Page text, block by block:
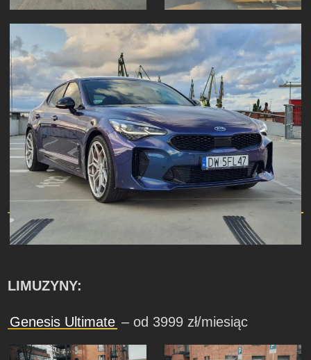
LIMUZYNY:
Genesis Ultimate – od 3999 zł/miesiąc